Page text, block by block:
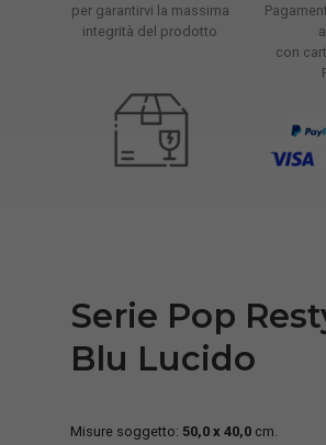
per garantirvi la massima
integrità del prodotto
con
Serie Pop
Blu Lucido
Misure soggetto: 50,0 x 40,0 cm.